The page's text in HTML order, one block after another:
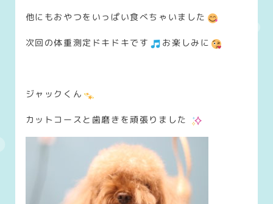
他にもおやつをいっぱい食べちゃいました
次回の体重測定ドキドキです お楽しみに
ジャックくん
カットコースと歯磨きを頑張りました